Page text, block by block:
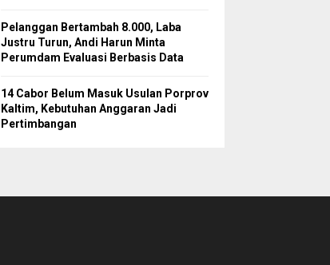
Pelanggan Bertambah 8.000, Laba
Justru Turun, Andi Harun Minta
Perumdam Evaluasi Berbasis Data
14 Cabor Belum Masuk Usulan Porprov
Kaltim, Kebutuhan Anggaran Jadi
Pertimbangan